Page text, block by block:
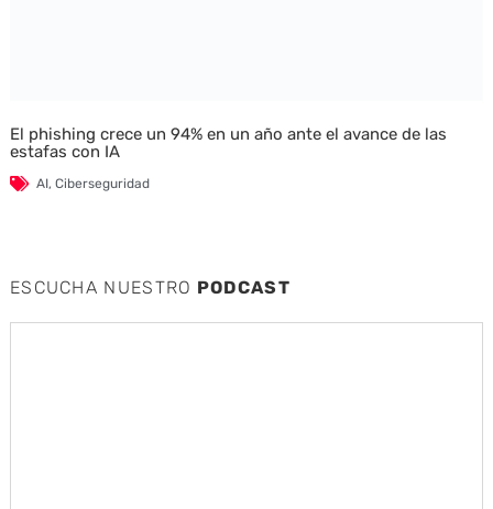
El phishing crece un 94% en un año ante el avance de las
estafas con IA
AI, Ciberseguridad
ESCUCHA NUESTRO PODCAST